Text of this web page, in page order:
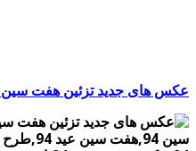
عکس های جدید تزئین هفت سین